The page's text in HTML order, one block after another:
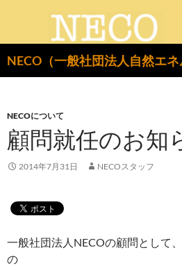
索
ン
ツ
へ
キ
プ
NECOについて
顧問就任のお知
2014年7月31日 NECOスタッフ
一般社団法人NECOの顧問として
の